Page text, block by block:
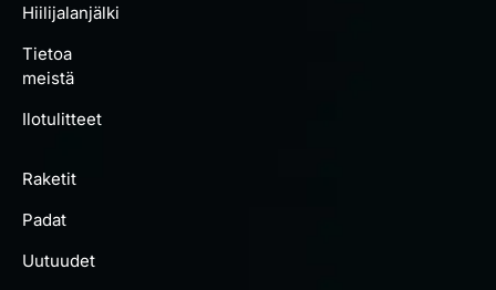
Hiilijalanjälki
Tietoa
meistä
Ilotulitteet
Raketit
Padat
Uutuudet